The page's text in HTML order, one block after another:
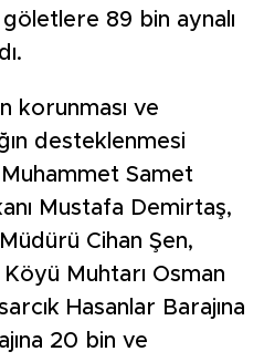
89 bin aynalı
korunması ve
desteklenmesi
Samet
Mustafa Demirtaş,
Cihan Şen,
Muhtarı Osman
Hasanlar Barajına
20 bin ve